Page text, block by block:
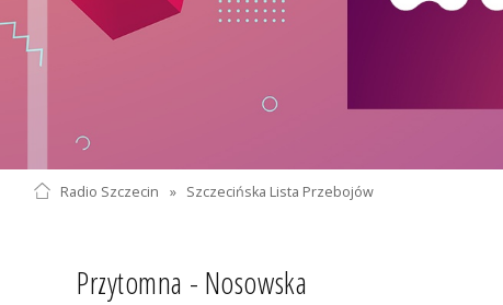
Radio Szczecin » Szczecińska Lista Przebojów
Przytomna - Nosowska